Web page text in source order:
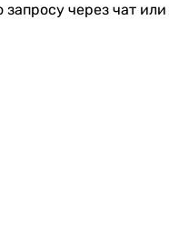
через чат или